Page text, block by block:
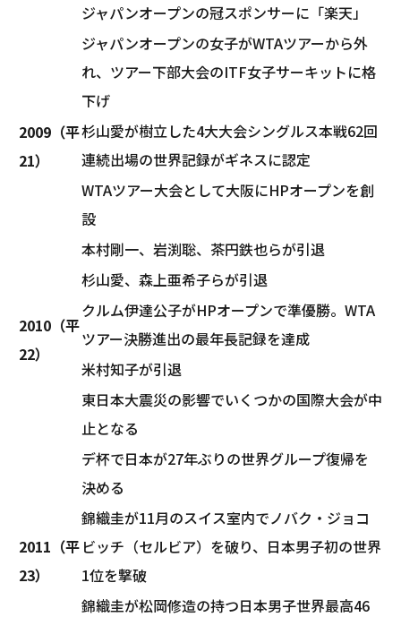
2009（平
21）
ジャパンオープンの冠スポンサーに「楽天」
ジャパンオープンの女子がWTAツアーから外
れ、ツアー下部大会のITF女子サーキットに格
下げ
杉山愛が樹立した4大大会シングルス本戦62回
連続出場の世界記録がギネスに認定
WTAツアー大会として大阪にHPオープンを創
設
本村剛一、岩渕聡、茶円鉄也らが引退
杉山愛、森上亜希子らが引退
2010（平
22）
クルム伊達公子がHPオープンで準優勝。WTA
ツアー決勝進出の最年長記録を達成
米村知子が引退
2011（平
23）
東日本大震災の影響でいくつかの国際大会が中
止となる
デ杯で日本が27年ぶりの世界グループ復帰を
決める
錦織圭が11月のスイス室内でノバク・ジョコ
ビッチ（セルビア）を破り、日本男子初の世界
1位を撃破
錦織圭が松岡修造の持つ日本男子世界最高46